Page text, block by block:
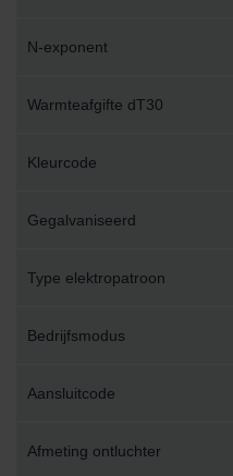
N-exponent
Warmteafgifte dT30
Kleurcode
Gegalvaniseerd
Type elektropatroon
Bedrijfsmodus
Aansluitcode
Afmeting ontluchter